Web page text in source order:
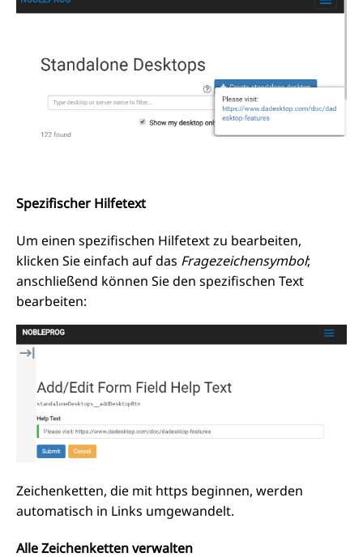
Spezifischer Hilfetext
Um einen spezifischen Hilfetext zu bearbeiten,
klicken Sie einfach auf das Fragezeichensymbol;
anschließend können Sie den spezifischen Text
bearbeiten:
Zeichenketten, die mit https beginnen, werden
automatisch in Links umgewandelt.
Alle Zeichenketten verwalten